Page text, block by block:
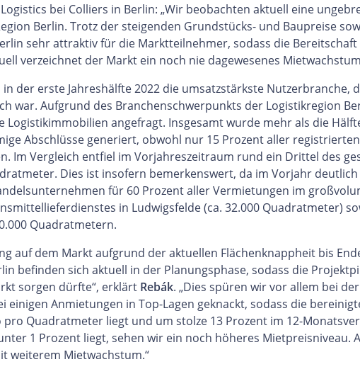
bei Colliers in Berlin: „Wir beobachten aktuell eine
Berlin. Trotz der steigenden Grundstücks- und Baupreise
sehr attraktiv für die Marktteilnehmer, sodass die
verzeichnet der Markt ein noch nie dagewesenes
der erste Jahreshälfte 2022 die umsatzstärkste Nutzerbranche,
war. Aufgrund des Branchenschwerpunkts der Logistikregion
angefragt. Insgesamt wurde mehr als die
Abschlüsse generiert, obwohl nur 15 Prozent aller
Im Vergleich entfiel im Vorjahreszeitraum rund ein Drittel des
Dies ist insofern bemerkenswert, da im Vorjahr
für 60 Prozent aller Vermietungen im
in Ludwigsfelde (ca. 32.000 Quadratmeter)
Quadratmetern.
auf dem Markt aufgrund der aktuellen Flächenknappheit bis
befinden sich aktuell in der Planungsphase, sodass die
sorgen dürfte“, erklärt Rebák. „Dies spüren wir vor allem bei
einigen Anmietungen in Top-Lagen geknackt, sodass die
Quadratmeter liegt und um stolze 13 Prozent im 12-
1 Prozent liegt, sehen wir ein noch höheres Mietpreisniveau.
weiterem Mietwachstum.“